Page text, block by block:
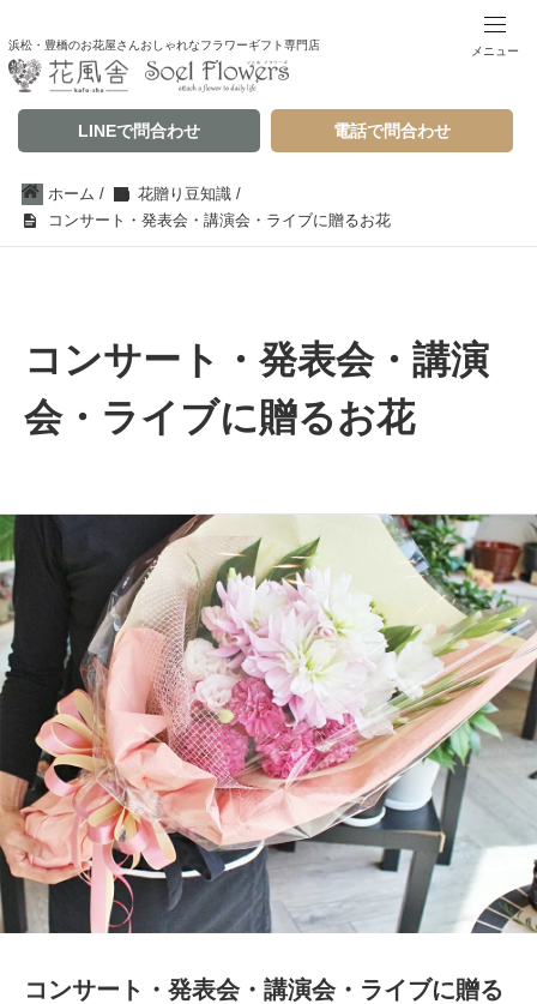
浜松・豊橋のお花屋さんおしゃれなフラワーギフト専門店
LINEで問合わせ 電話で問合わせ
メニュー
ホーム / 花贈り豆知識 /
コンサート・発表会・講演会・ライブに贈るお花
コンサート・発表会・講演
会・ライブに贈るお花
コンサート・発表会・講演会・ライブに贈る